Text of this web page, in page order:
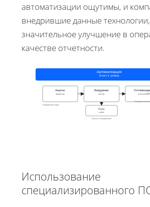
автоматизации ощутимы, и
внедрившие данные
значительное улучшение в
качестве отчетности.
Автоматизация
Ключ к успеху
Анализ
процессов
Внедрение
систем отчетности
План
и цели
Определение задач
Анализ и планирование
Внедрение
Использование
специализированного